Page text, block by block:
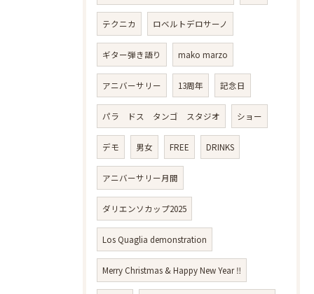
テクニカ ロベルトデロサーノ
ギター弾き語り mako marzo
アニバーサリー 13周年 記念日
パラ ドス タンゴ スタジオ ショー
デモ 男女 FREE DRINKS
アニバーサリー月間
ダリエンソカップ2025
Los Quaglia demonstration
Merry Christmas & Happy New Year ‼️